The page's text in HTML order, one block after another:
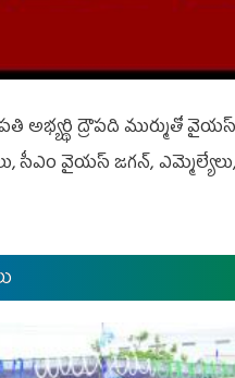
అభ్య‌ర్థి ద్రౌప‌ది ముర్ముతో
సీఎం వైయ‌స్ జ‌గ‌న్, ఎమ్మెల్యేలు,